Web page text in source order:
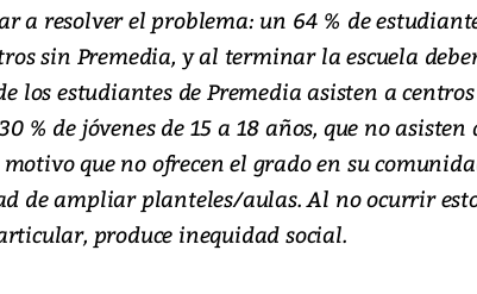
a resolver el problema: un 64 % de
sin Premedia, y al terminar la escuela
los estudiantes de Premedia asisten a
% de jóvenes de 15 a 18 años, que no asisten
que no ofrecen el grado en su
de ampliar planteles/aulas. Al no ocurrir
produce inequidad social.